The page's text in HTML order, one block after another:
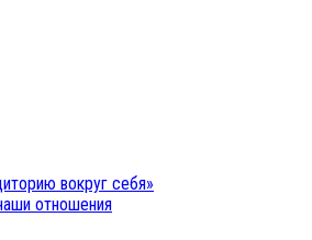
вокруг себя»
отношения